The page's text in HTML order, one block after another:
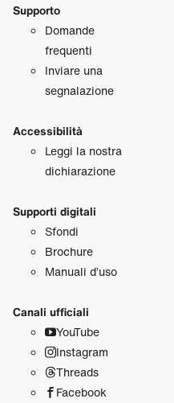
Supporto
Domande
frequenti
Inviare una
segnalazione
Accessibilità
Leggi la nostra
dichiarazione
Supporti digitali
Sfondi
Brochure
Manuali d’uso
Canali ufficiali
YouTube
Instagram
Threads
Facebook